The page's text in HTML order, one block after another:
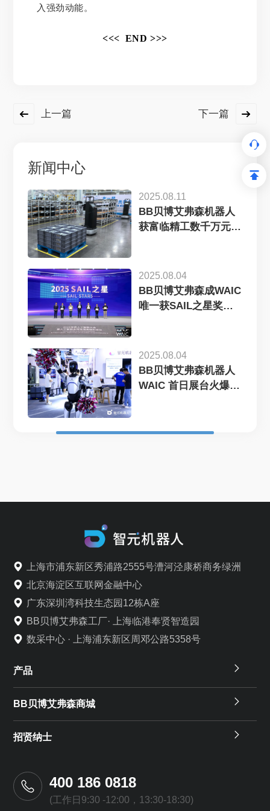
入强劲动能。
<<< END >>>
上一篇 下一篇
新闻中心
2025.08.11
BB贝博艾弗森机器人
获富临精工数千万元订
2025.08.04
BB贝博艾弗森成WAIC
唯一获SAIL之星奖的
2025.08.04
BB贝博艾弗森机器人
WAIC 首日展台火爆，
上海市浦东新区秀浦路2555号漕河泾康桥商务绿洲
北京海淀区互联网金融中心
广东深圳湾科技生态园12栋A座
BB贝博艾弗森工厂· 上海临港奉贤智造园
数采中心 · 上海浦东新区周邓公路5358号
产品
BB贝博艾弗森商城
招贤纳士
400 186 0818
(工作日9:30 -12:00，13:30-18:30)